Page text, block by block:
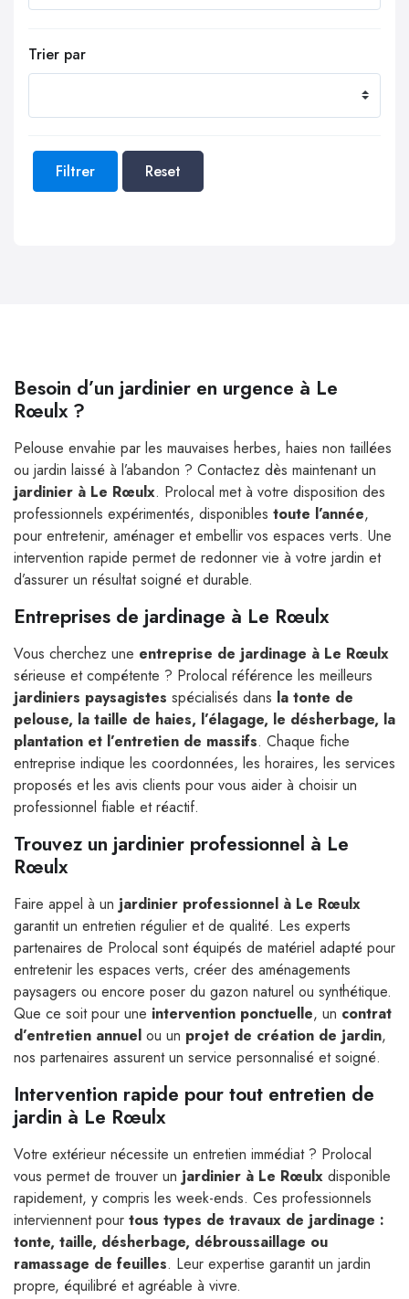
Trier par
Filtrer Reset
Besoin d’un jardinier en urgence à Le
Rœulx ?
Pelouse envahie par les mauvaises herbes, haies non taillées
ou jardin laissé à l’abandon ? Contactez dès maintenant un
jardinier à Le Rœulx. Prolocal met à votre disposition des
professionnels expérimentés, disponibles toute l’année,
pour entretenir, aménager et embellir vos espaces verts. Une
intervention rapide permet de redonner vie à votre jardin et
d’assurer un résultat soigné et durable.
Entreprises de jardinage à Le Rœulx
Vous cherchez une entreprise de jardinage à Le Rœulx
sérieuse et compétente ? Prolocal référence les meilleurs
jardiniers paysagistes spécialisés dans la tonte de
pelouse, la taille de haies, l’élagage, le désherbage, la
plantation et l’entretien de massifs. Chaque fiche
entreprise indique les coordonnées, les horaires, les services
proposés et les avis clients pour vous aider à choisir un
professionnel fiable et réactif.
Trouvez un jardinier professionnel à Le
Rœulx
Faire appel à un jardinier professionnel à Le Rœulx
garantit un entretien régulier et de qualité. Les experts
partenaires de Prolocal sont équipés de matériel adapté pour
entretenir les espaces verts, créer des aménagements
paysagers ou encore poser du gazon naturel ou synthétique.
Que ce soit pour une intervention ponctuelle, un contrat
d’entretien annuel ou un projet de création de jardin,
nos partenaires assurent un service personnalisé et soigné.
Intervention rapide pour tout entretien de
jardin à Le Rœulx
Votre extérieur nécessite un entretien immédiat ? Prolocal
vous permet de trouver un jardinier à Le Rœulx disponible
rapidement, y compris les week-ends. Ces professionnels
interviennent pour tous types de travaux de jardinage :
tonte, taille, désherbage, débroussaillage ou
ramassage de feuilles. Leur expertise garantit un jardin
propre, équilibré et agréable à vivre.